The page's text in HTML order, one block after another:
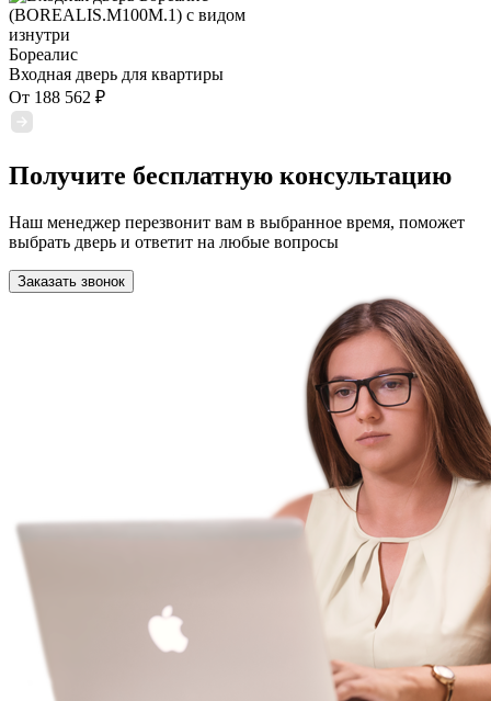
Бореалис
Входная дверь для квартиры
От 188 562 ₽
Получите бесплатную консультацию
Наш менеджер перезвонит вам в выбранное время, поможет
выбрать дверь и ответит на любые вопросы
Заказать звонок